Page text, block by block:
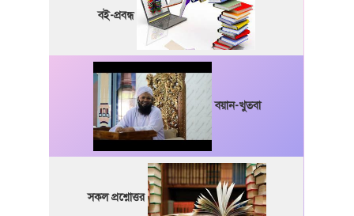
বই-প্রবন্ধ
বয়ান-খুতবা
সকল প্রশ্নোত্তর